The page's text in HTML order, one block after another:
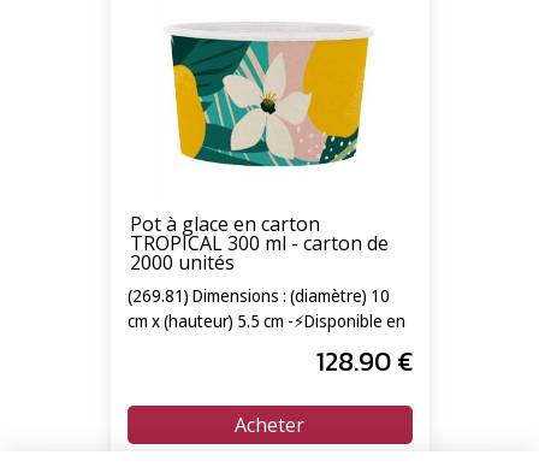
Pot à glace en carton
TROPICAL 300 ml - carton de
2000 unités
(269.81) Dimensions : (diamètre) 10
cm x (hauteur) 5.5 cm -⚡Disponible en
128.90€